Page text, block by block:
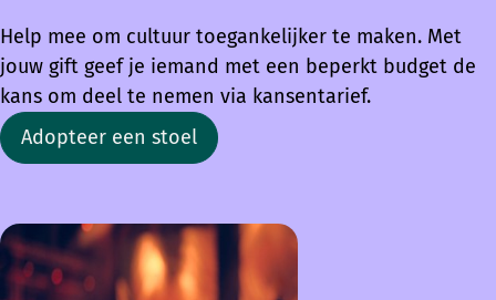
Help mee om cultuur toegankelijker te maken. Met
jouw gift geef je iemand met een beperkt budget de
kans om deel te nemen via kansentarief.
Adopteer een stoel